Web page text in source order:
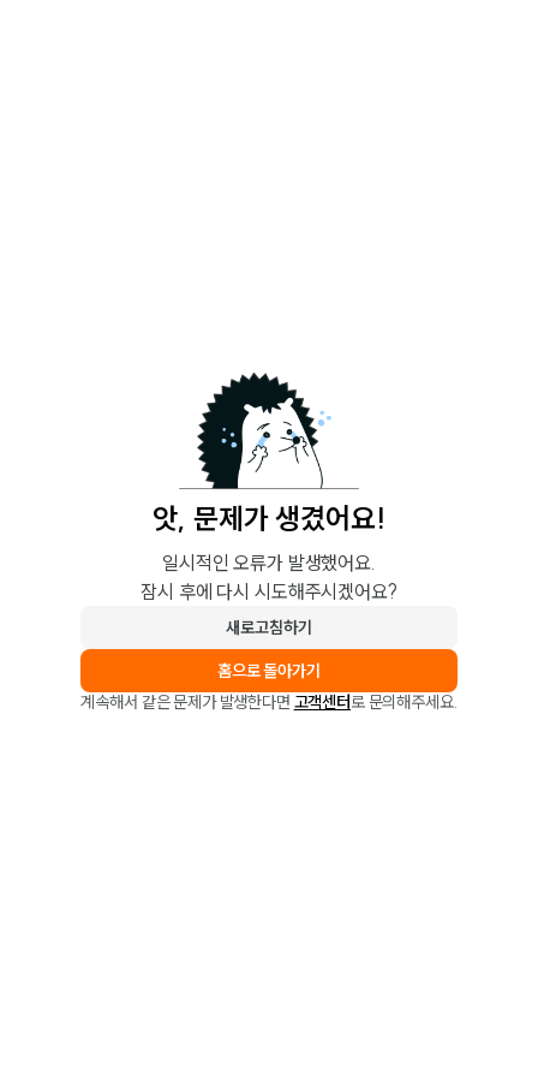
앗, 문제가 생겼어요!
일시적인 오류가 발생했어요.
잠시 후에 다시 시도해주시겠어요?
새로고침하기
홈으로 돌아가기
계속해서 같은 문제가 발생한다면 고객센터로 문의해주세요.